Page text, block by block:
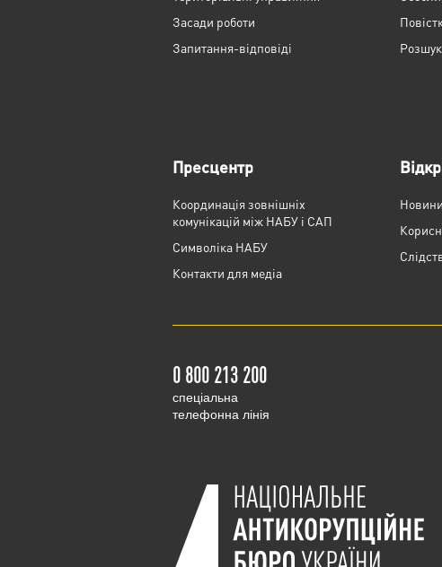
Засади роботи
Запитання-відповіді
Розшук
Пресцентр
Координація зовнішніх
комунікацій між НАБУ і САП
Cимволіка НАБУ
Контакти для медіа
0 800 213 200
cпеціальна
телефонна лінія